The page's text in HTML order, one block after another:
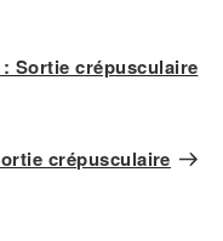
Sortie crépusculaire
crépusculaire